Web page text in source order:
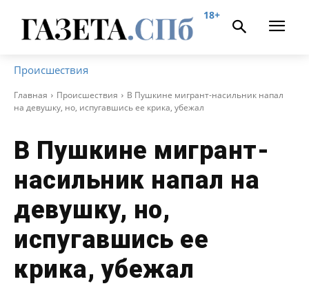
18+
Происшествия
Главная Происшествия
В Пушкине мигрант-насильник напал
на девушку, но, испугавшись ее крика, убежал
В Пушкине мигрант-
насильник напал на
девушку, но,
испугавшись ее
крика, убежал